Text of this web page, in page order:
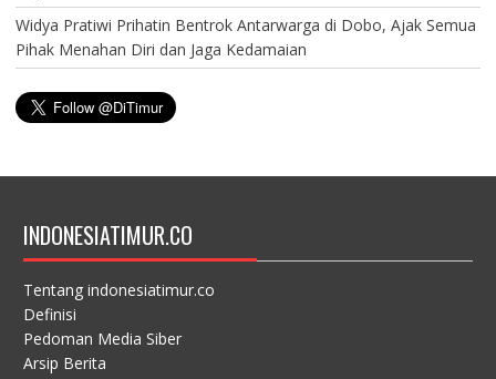
Widya Pratiwi Prihatin Bentrok Antarwarga di Dobo, Ajak Semua
Pihak Menahan Diri dan Jaga Kedamaian
INDONESIATIMUR.CO
Tentang indonesiatimur.co
Definisi
Pedoman Media Siber
Arsip Berita